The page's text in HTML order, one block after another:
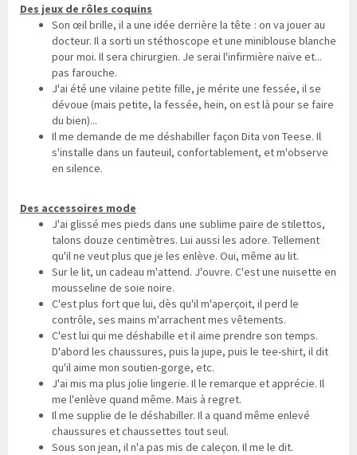
Des jeux de rôles coquins
Son œil brille, il a une idée derrière la tête : on va jouer au
docteur. Il a sorti un stéthoscope et une miniblouse blanche
pour moi. Il sera chirurgien. Je serai l'infirmière naïve et...
pas farouche.
J'ai été une vilaine petite fille, je mérite une fessée, il se
dévoue (mais petite, la fessée, hein, on est là pour se faire
du bien)...
Il me demande de me déshabiller façon Dita von Teese. Il
s'installe dans un fauteuil, confortablement, et m'observe
en silence.
Des accessoires mode
J'ai glissé mes pieds dans une sublime paire de stilettos,
talons douze centimètres. Lui aussi les adore. Tellement
qu'il ne veut plus que je les enlève. Oui, même au lit.
Sur le lit, un cadeau m'attend. J'ouvre. C'est une nuisette en
mousseline de soie noire.
C'est plus fort que lui, dès qu'il m'aperçoit, il perd le
contrôle, ses mains m'arrachent mes vêtements.
C'est lui qui me déshabille et il aime prendre son temps.
D'abord les chaussures, puis la jupe, puis le tee-shirt, il dit
qu'il aime mon soutien-gorge, etc.
J'ai mis ma plus jolie lingerie. Il le remarque et apprécie. Il
me l'enlève quand même. Mais à regret.
Il me supplie de le déshabiller. Il a quand même enlevé
chaussures et chaussettes tout seul.
Sous son jean, il n'a pas mis de caleçon. Il me le dit.